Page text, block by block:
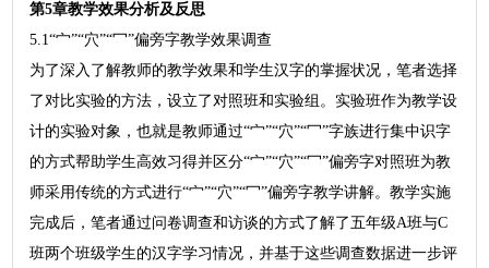
第5章教学效果分析及反思
5.1“宀”“穴”“冖”偏旁字教学效果调查
为了深入了解教师的教学效果和学生汉字的掌握状况，笔者选择
了对比实验的方法，设立了对照班和实验组。实验班作为教学设
计的实验对象，也就是教师通过“宀”“穴”“冖”字族进行集中识字
的方式帮助学生高效习得并区分“宀”“穴”“冖”偏旁字对照班为教
师采用传统的方式进行“宀”“穴”“冖”偏旁字教学讲解。教学实施
完成后，笔者通过问卷调查和访谈的方式了解了五年级A班与C
班两个班级学生的汉字学习情况，并基于这些调查数据进一步评